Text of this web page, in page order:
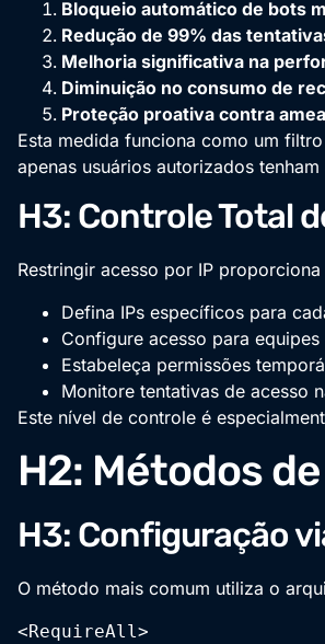
Bloqueio automático de bots
Redução de 99% das
Melhoria significativa na
Diminuição no consumo de
Proteção proativa contra
Esta medida funciona como um
apenas usuários autorizados
H3: Controle Total
Restringir acesso por IP
Defina IPs específicos para
Configure acesso para
Estabeleça permissões
Monitore tentativas de acesso
Este nível de controle é
H2: Métodos
H3: Configuração
O método mais comum utiliza o
<RequireAll>